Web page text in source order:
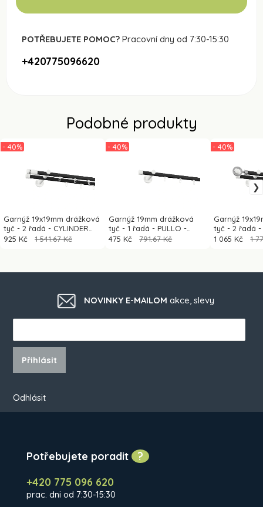
POTŘEBUJETE POMOC? Pracovní dny od 7:30-15:30
+420775096620
Podobné produkty
Garnýž 19x19mm drážková
tyč - 2 řadá - CYLINDER
CRYSTAL - černá a bílá
- 40%
925 Kč 1 541.67 Kč
Garnýž 19mm drážková
tyč - 1 řadá - PULLO -
černá a bílá
- 40%
475 Kč 791.67 Kč
Garnýž
tyč - 2 řadá -
černá a bílá
- 40%
1 065 Kč 1
NOVINKY E-MAILOM akce, slevy
Přihlásit
Odhlásit
Potřebujete poradit ?
+420 775 096 620
prac. dni od 7:30-15:30